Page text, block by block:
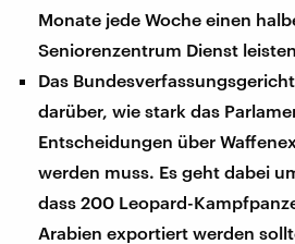
Monate jede Woche einen
Seniorenzentrum Dienst
Das
darüber, wie stark das
Entscheidungen über
werden muss. Es geht dabei
dass 200 Leopard-
Arabien exportiert werden